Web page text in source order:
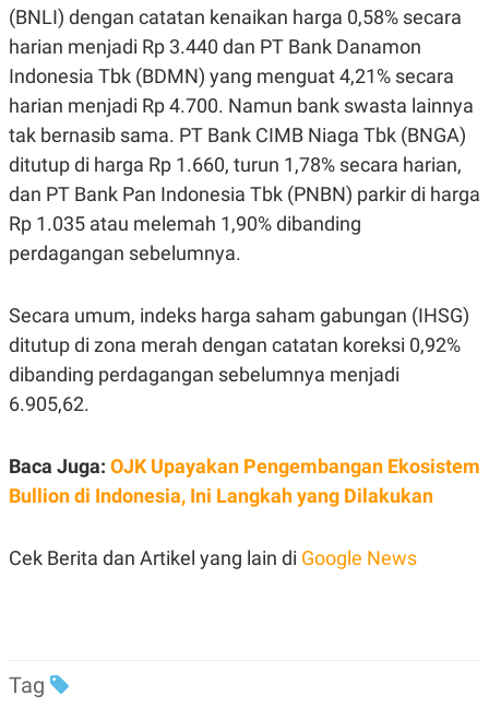
A
T
D
A
A
G
E
S
K
O
N
T
N
V
L
I
P
S
S
JARINGAN
K
N
N
A
C
M
P
E
R
E
L
S
E
N
G
N
E
(BNLI) dengan catatan kenaikan harga 0,58% secara
harian menjadi Rp 3.440 dan PT Bank Danamon
Indonesia Tbk (BDMN) yang menguat 4,21% secara
harian menjadi Rp 4.700. Namun bank swasta lainnya
tak bernasib sama. PT Bank CIMB Niaga Tbk (BNGA)
ditutup di harga Rp 1.660, turun 1,78% secara harian,
dan PT Bank Pan Indonesia Tbk (PNBN) parkir di harga
Rp 1.035 atau melemah 1,90% dibanding
perdagangan sebelumnya.
Secara umum, indeks harga saham gabungan (IHSG)
ditutup di zona merah dengan catatan koreksi 0,92%
dibanding perdagangan sebelumnya menjadi
6.905,62.
Baca Juga: OJK Upayakan Pengembangan Ekosistem
Bullion di Indonesia, Ini Langkah yang Dilakukan
Cek Berita dan Artikel yang lain di Google News
Tag